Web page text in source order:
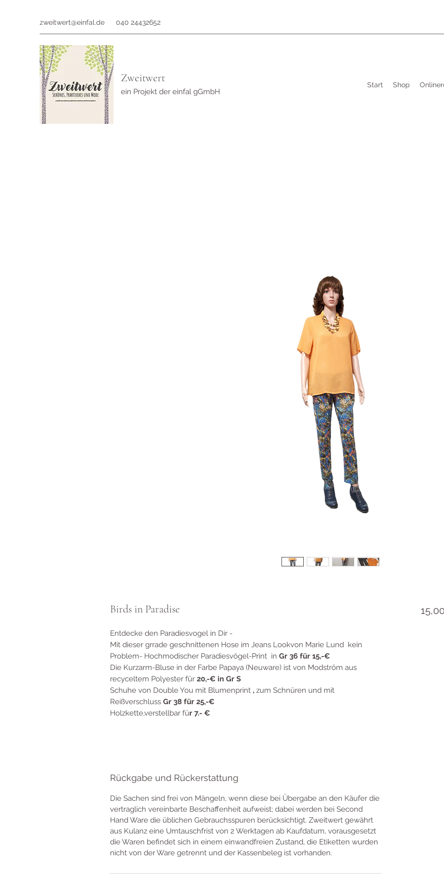
zweitwert@einfal.de 040 24432652
Zweitwert
ein Projekt der einfal gGmbH
Start Shop
Birds in Paradise
Entdecke den Paradiesvogel in Dir -
Mit dieser grrade geschnittenen Hose im Jeans Lookvon Marie Lund kein
Problem- Hochmodischer Paradiesvögel-Print in Gr 36 für 15,-€
Die Kurzarm-Bluse in der Farbe Papaya (Neuware) ist von Modström aus
recyceltem Polyester für 20,-€ in Gr S
Schuhe von Double You mit Blumenprint , zum Schnüren und mit
Reißverschluss Gr 38 für 25,-€
Holzkette,verstellbar für 7.- €
Rückgabe und Rückerstattung
Die Sachen sind frei von Mängeln, wenn diese bei Übergabe an den Käufer die
vertraglich vereinbarte Beschaffenheit aufweist; dabei werden bei Second
Hand Ware die üblichen Gebrauchsspuren berücksichtigt. Zweitwert gewährt
aus Kulanz eine Umtauschfrist von 2 Werktagen ab Kaufdatum, vorausgesetzt
die Waren befindet sich in einem einwandfreien Zustand, die Etiketten wurden
nicht von der Ware getrennt und der Kassenbeleg ist vorhanden.